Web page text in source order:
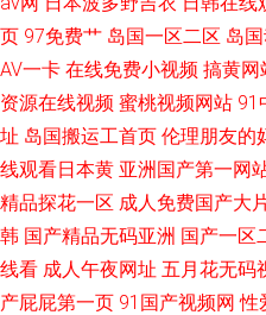
页 97免费艹 岛国一区二区 岛
AV一卡 在线免费小视频 搞黄网
资源在线视频 蜜桃视频网站 91
址 岛国搬运工首页 伦理朋友的
线观看日本黄 亚洲国产第一网
精品探花一区 成人免费国产大
韩 国产精品无码亚洲 国产一区
线看 成人午夜网址 五月花无码
产屁屁第一页 91国产视频网 性